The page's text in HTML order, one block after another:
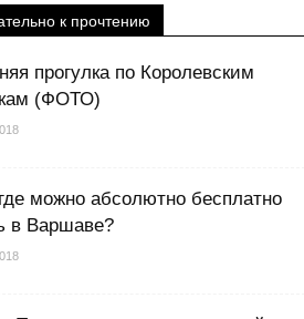
к прочтению
прогулка по Королевским
(ФОТО)
можно абсолютно бесплатно
в Варшаве?